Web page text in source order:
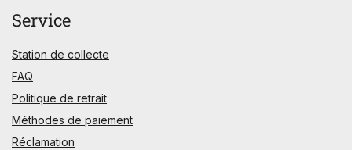
Service
Station de collecte
FAQ
Politique de retrait
Méthodes de paiement
Réclamation